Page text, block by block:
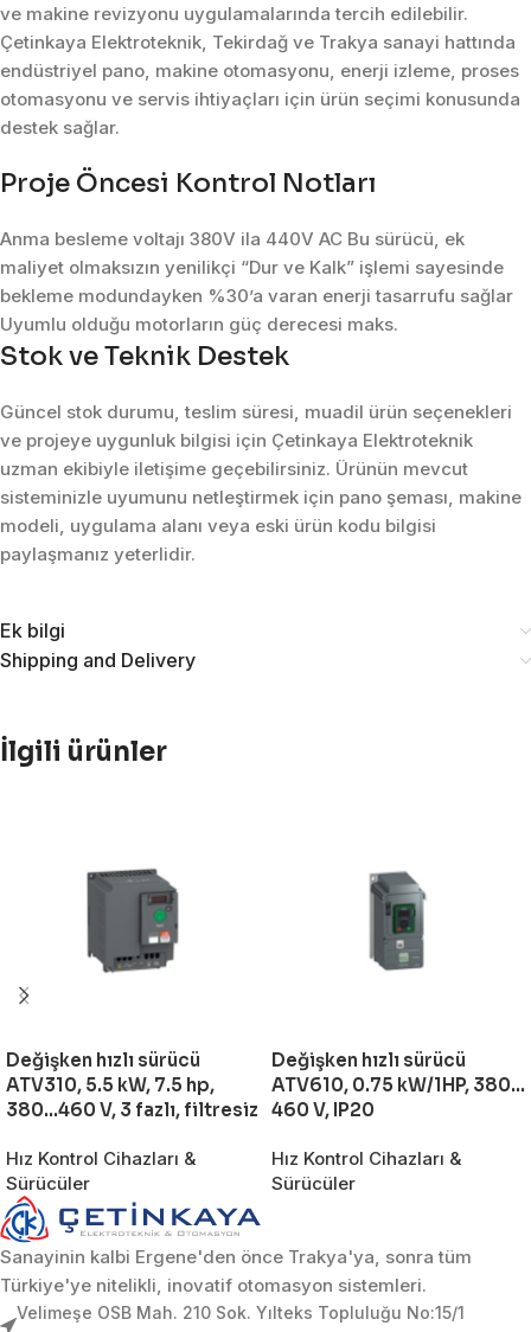
ve makine revizyonu uygulamalarında tercih edilebilir.
Çetinkaya Elektroteknik, Tekirdağ ve Trakya sanayi hattında
endüstriyel pano, makine otomasyonu, enerji izleme, proses
otomasyonu ve servis ihtiyaçları için ürün seçimi konusunda
destek sağlar.
Proje Öncesi Kontrol Notları
Anma besleme voltajı 380V ila 440V AC Bu sürücü, ek
maliyet olmaksızın yenilikçi “Dur ve Kalk” işlemi sayesinde
bekleme modundayken %30’a varan enerji tasarrufu sağlar
Uyumlu olduğu motorların güç derecesi maks.
Stok ve Teknik Destek
Güncel stok durumu, teslim süresi, muadil ürün seçenekleri
ve projeye uygunluk bilgisi için Çetinkaya Elektroteknik
uzman ekibiyle iletişime geçebilirsiniz. Ürünün mevcut
sisteminizle uyumunu netleştirmek için pano şeması, makine
modeli, uygulama alanı veya eski ürün kodu bilgisi
paylaşmanız yeterlidir.
Ek bilgi
Shipping and Delivery
İlgili ürünler
Değişken hızlı sürücü
ATV310, 5.5 kW, 7.5 hp,
380…460 V, 3 fazlı, filtresiz
Hız Kontrol Cihazları &
Sürücüler
Değişken hızlı sürücü
ATV610, 0.75 kW/1HP, 380…
460 V, IP20
Hız Kontrol Cihazları &
Sürücüler
Sanayinin kalbi Ergene'den önce Trakya'ya, sonra tüm
Türkiye'ye nitelikli, inovatif otomasyon sistemleri.
Velimeşe OSB Mah. 210 Sok. Yılteks Topluluğu No:15/1